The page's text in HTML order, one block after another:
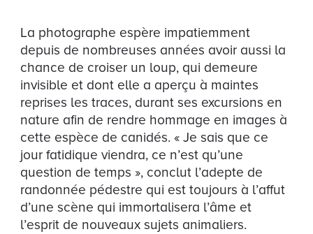
La photographe espère impatiemment
depuis de nombreuses années avoir aussi la
chance de croiser un loup, qui demeure
invisible et dont elle a aperçu à maintes
reprises les traces, durant ses excursions en
nature afin de rendre hommage en images à
cette espèce de canidés. « Je sais que ce
jour fatidique viendra, ce n’est qu’une
question de temps », conclut l’adepte de
randonnée pédestre qui est toujours à l’affut
d’une scène qui immortalisera l’âme et
l’esprit de nouveaux sujets animaliers.